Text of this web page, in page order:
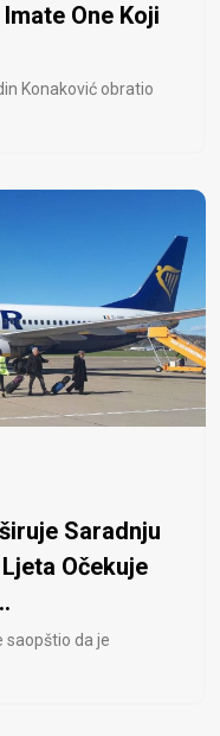
One Koji
Konaković obratio
Saradnju
Očekuje
saopštio da je